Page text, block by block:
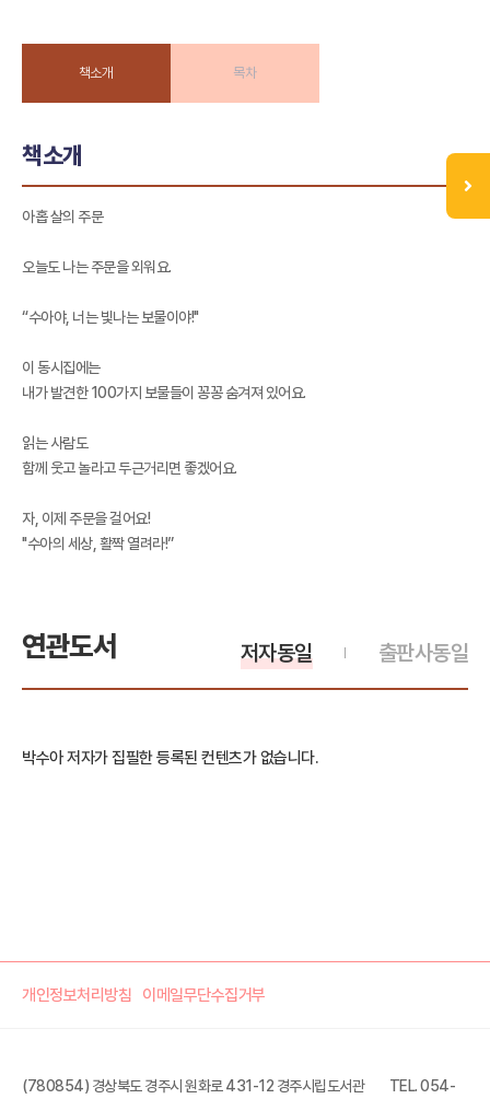
책소개 목차
책소개
아홉 살의 주문
오늘도 나는 주문을 외워요.
“수아야, 너는 빛나는 보물이야!"
이 동시집에는
내가 발견한 100가지 보물들이 꽁꽁 숨겨져 있어요.
읽는 사람도
함께 웃고 놀라고 두근거리면 좋겠어요.
자, 이제 주문을 걸어요!
"수아의 세상, 활짝 열려라!”
연관도서 출판사동일
저자동일
박수아 저자가 집필한 등록된 컨텐츠가 없습니다.
개인정보처리방침 이메일무단수집거부
(780854) 경상북도 경주시 원화로 431-12 경주시립도서관 TEL. 054-